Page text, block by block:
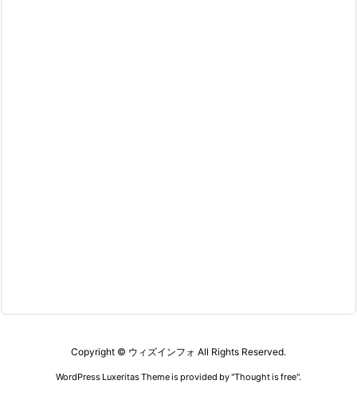
Copyright © ウィズインフォ All Rights Reserved.
WordPress Luxeritas Theme is provided by "Thought is free".